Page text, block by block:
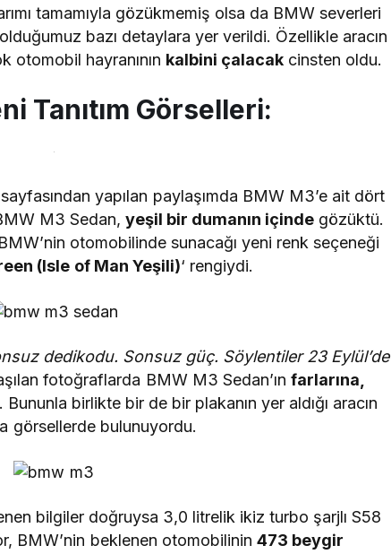
tamamıyla gözükmemiş olsa da BMW severleri
bazı detaylara yer verildi. Özellikle aracın
otomobil hayranının kalbini çalacak cinsten oldu.
Tanıtım Görselleri:
yapılan paylaşımda BMW M3’e ait dört
M3 Sedan,yeşil bir dumanın içinde gözüktü.
otomobilinde sunacağı yeni renk seçeneği
(Isle of Man Yeşili)‘ rengiydi.
dedikodu. Sonsuz güç. Söylentiler 23 Eylül’de
fotoğraflarda BMW M3 Sedan’ın farlarına,
Bununla birlikte bir de bir plakanın yer aldığı aracın
görsellerde bulunuyordu.
bilgiler doğruysa 3,0 litrelik ikiz turbo şarjlı S58
BMW’nin beklenen otomobilinin 473 beygir